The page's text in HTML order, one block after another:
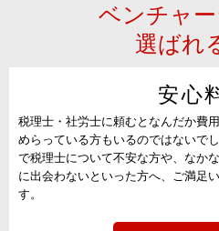
ベンチャ
選ばれ
安心
税理士・社労士に頼むとなんだか費
めらっている方もいるのではないで
で税理士について不安な方や、なか
に出会わないといった方へ、ご満足
す。